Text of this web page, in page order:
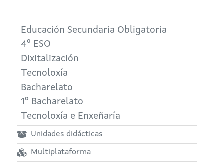
Educación Secundaria Obligatoria
4º ESO
Dixitalización
Tecnoloxía
Bacharelato
1º Bacharelato
Tecnoloxía e Enxeñaría
Unidades didácticas
Multiplataforma